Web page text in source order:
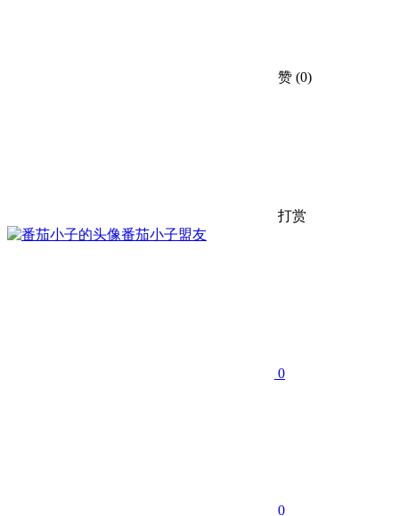
赞 (0)
打赏
番茄小子盟友
0
0